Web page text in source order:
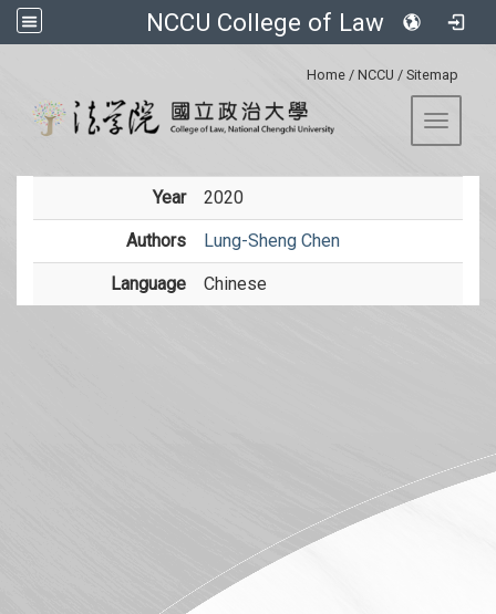
NCCU College of Law
Home / NCCU / Sitemap
Toggle
Year 2020
Authors Lung-Sheng Chen
Language Chinese